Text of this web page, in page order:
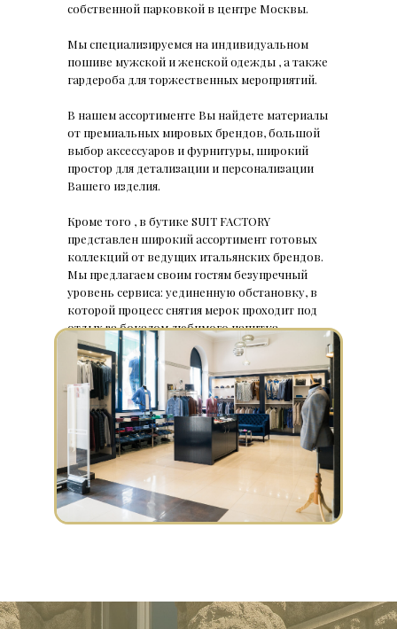
собственной парковкой в центре Москвы.
Мы специализируемся на индивидуальном
пошиве мужской и женской одежды , а также
гардероба для торжественных мероприятий.
В нашем ассортименте Вы найдете материалы
от премиальных мировых брендов, большой
выбор аксессуаров и фурнитуры, широкий
простор для детализации и персонализации
Вашего изделия.
Кроме того , в бутике SUIT FACTORY
представлен широкий ассортимент готовых
коллекций от ведущих итальянских брендов.
Мы предлагаем своим гостям безупречный
уровень сервиса: уединенную обстановку, в
которой процесс снятия мерок проходит под
отдых за бокалом любимого напитка.